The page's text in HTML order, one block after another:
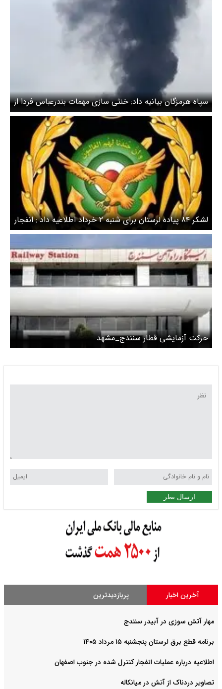
سپاه هرمزگان بیانیه داد: خنثی سازی مهمات بندرعباس فردا از
صبح آغاز می شود / انفجار بندرعباس کنترل شده است
لشکر ۸۴ پیاده لرستان برای شنبه ۲ خرداد اطلاعیه داد : انفجار
خرم آباد کنترل شده است
حرکت آزمایشی قطار سنندج_مشهد
ارسال نظر
آخرین اخبار پربازدیدترین
مهار آتش سوزی در آبیدر سنندج
برنامه قطع برق لرستان پنجشنبه ۱۵ مرداد ۱۴۰۵
اطلاعیه درباره عملیات انفجار کنترل شده در جنوب اصفهان
تصاویر دردناک از آتش در میانکاله